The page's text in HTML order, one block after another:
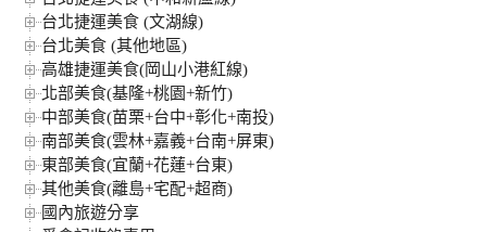
台北捷運美食 (文湖線)
台北美食 (其他地區)
高雄捷運美食(岡山小港紅線)
北部美食(基隆+桃園+新竹)
中部美食(苗栗+台中+彰化+南投)
南部美食(雲林+嘉義+台南+屏東)
東部美食(宜蘭+花蓮+台東)
其他美食(離島+宅配+超商)
國內旅遊分享